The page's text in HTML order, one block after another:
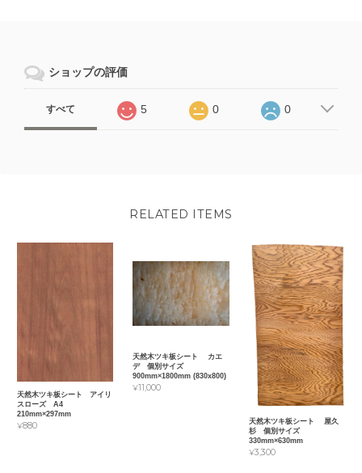
ショップの評価
すべて 5 0 0
RELATED ITEMS
天然木ツキ板シート アイリ
スローズ A4
210mm×297mm
¥880
天然木ツキ板シート カエ
デ 個別サイズ
900mm×1800mm (830x800)
¥11,000
天然木ツキ板シート 屋久
杉 個別サイズ
330mm×630mm
¥3,300